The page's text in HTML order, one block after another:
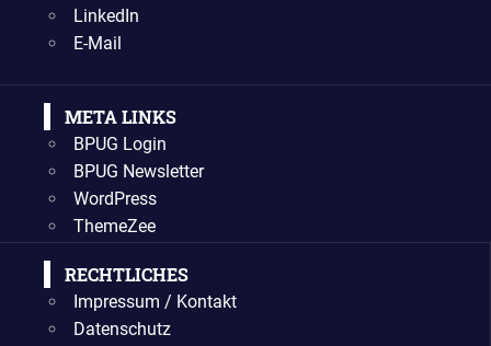
LinkedIn
E-Mail
META LINKS
BPUG Login
BPUG Newsletter
WordPress
ThemeZee
RECHTLICHES
Impressum / Kontakt
Datenschutz